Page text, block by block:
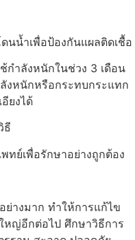
นน้ำเพื่อป้องกันแผลติดเชื้อ
กำลังหนักในช่วง 3 เดือน
งหนักหรือกระทบกระแทก
ยงได้
ธี
ทย์เพื่อรักษาอย่างถูกต้อง
างมาก ทำให้การแก้ไข
ญ่อีกต่อไป ศึกษาวิธีการ